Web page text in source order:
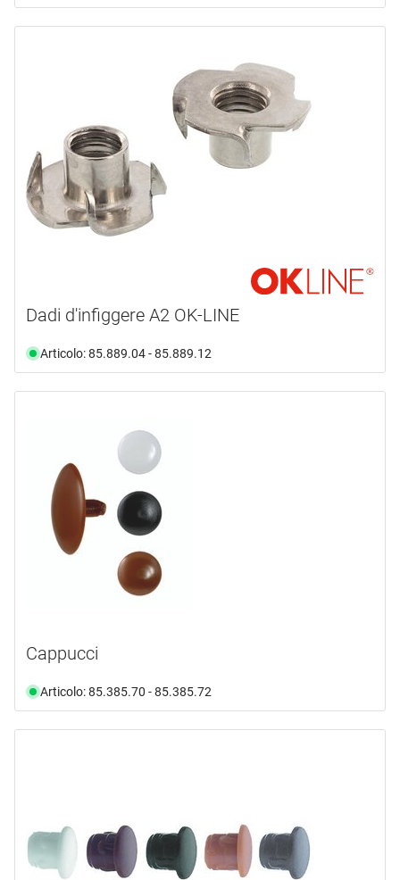
Dadi d'infiggere A2 OK-LINE
Articolo: 85.889.04 - 85.889.12
Cappucci
Articolo: 85.385.70 - 85.385.72